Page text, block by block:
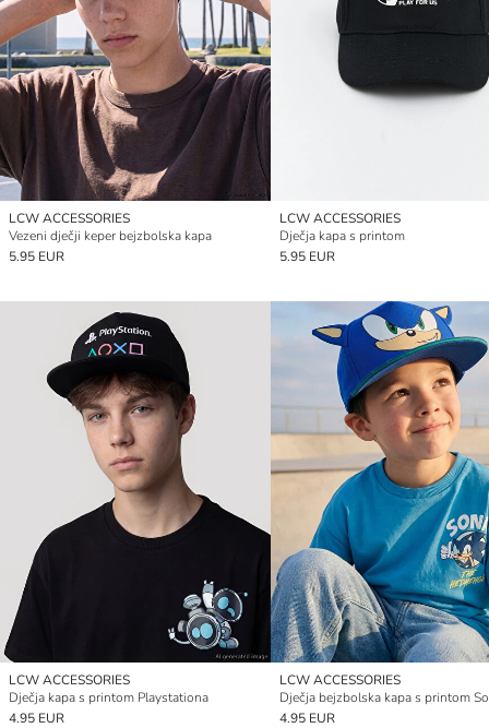
LCW ACCESSORIES
Vezeni dječji keper bejzbolska kapa
5.95 EUR
LCW ACCESSORIES
Dječja kapa s printom
5.95 EUR
LCW ACCESSORIES
Dječja kapa s printom Playstationa
4.95 EUR
LCW ACCESSORIES
Dječja bejzbolska kapa s printom
4.95 EUR